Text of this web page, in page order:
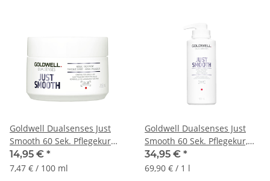
Goldwell Dualsenses Just
Smooth 60 Sek. Pflegekur
200ml
14,95 € *
7,47 € / 100 ml
Goldwell Dualsenses Just
Smooth 60 Sek. Pflegekur,
500ml
34,95 € *
69,90 € / 1 l